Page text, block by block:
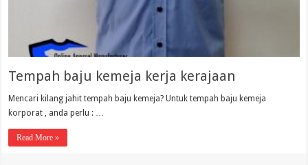
Tempah baju kemeja kerja kerajaan
Mencari kilang jahit tempah baju kemeja? Untuk tempah baju kemeja
korporat , anda perlu : …
Read More »